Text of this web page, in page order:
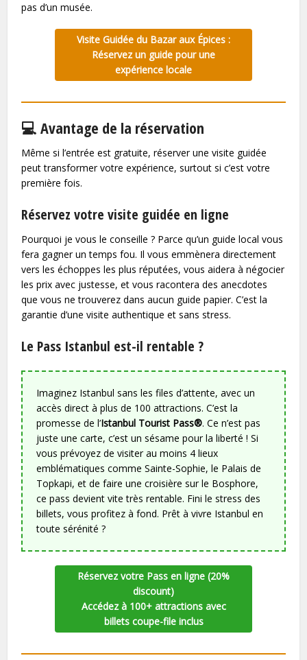
pas d’un musée.
Visite Guidée du Bazar aux Épices :
Réservez un guide pour une
expérience locale
💻 Avantage de la réservation
Même si l’entrée est gratuite, réserver une visite guidée
peut transformer votre expérience, surtout si c’est votre
première fois.
Réservez votre visite guidée en ligne
Pourquoi je vous le conseille ? Parce qu’un guide local vous
fera gagner un temps fou. Il vous emmènera directement
vers les échoppes les plus réputées, vous aidera à négocier
les prix avec justesse, et vous racontera des anecdotes
que vous ne trouverez dans aucun guide papier. C’est la
garantie d’une visite authentique et sans stress.
Le Pass Istanbul est-il rentable ?
Imaginez Istanbul sans les files d’attente, avec un
accès direct à plus de 100 attractions. C’est la
promesse de l’Istanbul Tourist Pass®. Ce n’est pas
juste une carte, c’est un sésame pour la liberté ! Si
vous prévoyez de visiter au moins 4 lieux
emblématiques comme Sainte-Sophie, le Palais de
Topkapi, et de faire une croisière sur le Bosphore,
ce pass devient vite très rentable. Fini le stress des
billets, vous profitez à fond. Prêt à vivre Istanbul en
toute sérénité ?
Réservez votre Pass en ligne (20%
discount)
Accédez à 100+ attractions avec
billets coupe-file inclus